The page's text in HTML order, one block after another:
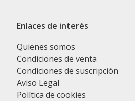
Enlaces de interés
Quienes somos
Condiciones de venta
Condiciones de suscripción
Aviso Legal
Política de cookies